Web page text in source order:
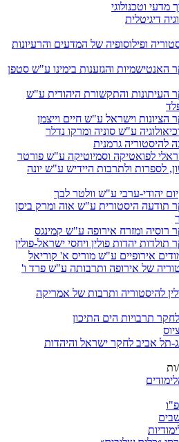
מדעי וטכנולוגי
דיגיטלית
ופילוסופיה של המדעים והרעיונות
האנטישמיות והגזענות בימינו ע"ש סטפן
העיתונות והתקשורת היהודית ע"ש
הציונות וישראל ע"ש חיים וייצמן
ע"ש סוניה ומרקו נדלר
להיסטוריה גרמנית
לפואטיקה וסמיוטיקה ע"ש פורטר
לספרות ולתרבות היידיש ע"ש יונה
יהודי-ערבי ע"ש וולטר לבך
תודעה היסטורית ע"ש אוה ומרק ביסן
רוסיה ומזרח אירופה ע"ש קמינגס
תולדות יהדות פולין ויחסי ישראל-פולין
אירופיים ע"ש מוריס א' קוריאל
של אירופה ותרבותה ע"ש פרד ו'
להיסטוריה ותרבות של אמריקה
תרבויות הים התיכון
תל אביב לחקר ישראל והיהדות
ות